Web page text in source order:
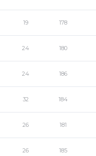
19 178
24 180
24 186
32 184
26 181
26 185